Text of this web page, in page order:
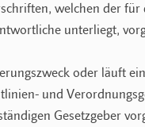
welchen der für
unterliegt,
oder läuft
und
Gesetzgeber